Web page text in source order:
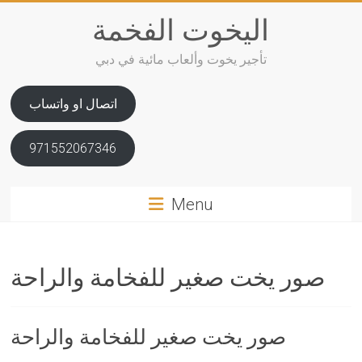
اليخوت الفخمة
تأجير يخوت وألعاب مائية في دبي
اتصال او واتساب
971552067346
Menu
صور يخت صغير للفخامة والراحة
صور يخت صغير للفخامة والراحة